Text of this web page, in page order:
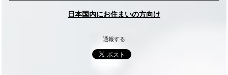
日本国内にお住まいの方向け
通報する